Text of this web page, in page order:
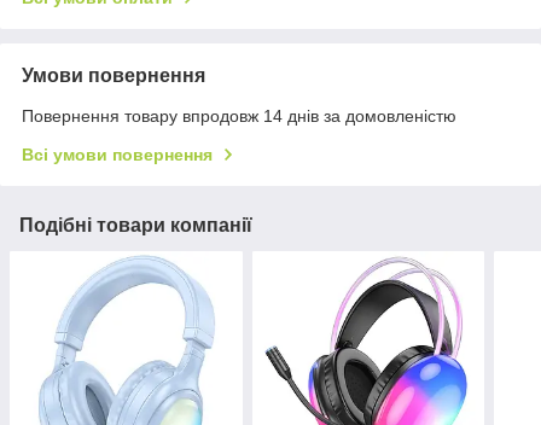
Умови повернення
Повернення товару впродовж 14 днів за домовленістю
Всі умови повернення
Подібні товари компанії